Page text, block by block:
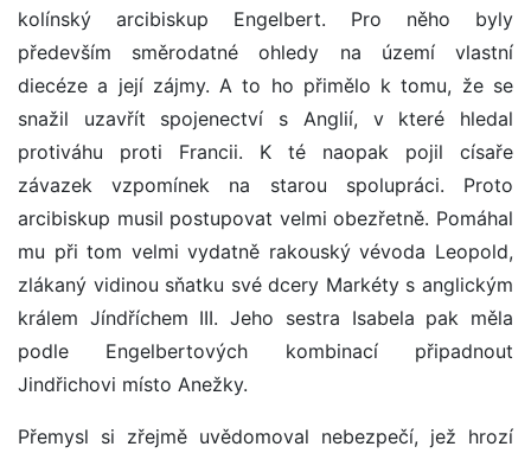
kolínský arcibiskup Engelbert. Pro něho byly
především směrodatné ohledy na území vlastní
diecéze a její zájmy. A to ho přimělo k tomu, že se
snažil uzavřít spojenectví s Anglií, v které hledal
protiváhu proti Francii. K té naopak pojil císaře
závazek vzpomínek na starou spolupráci. Proto
arcibiskup musil postupovat velmi obezřetně. Pomáhal
mu při tom velmi vydatně rakouský vévoda Leopold,
zlákaný vidinou sňatku své dcery Markéty s anglickým
králem Jíndříchem III. Jeho sestra Isabela pak měla
podle Engelbertových kombinací připadnout
Jindřichovi místo Anežky.
Přemysl si zřejmě uvědomoval nebezpečí, jež hrozí